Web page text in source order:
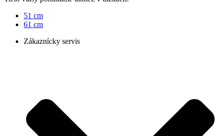
51 cm
61 cm
Zákaznícky servis